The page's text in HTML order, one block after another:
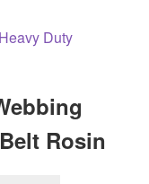
Rosin